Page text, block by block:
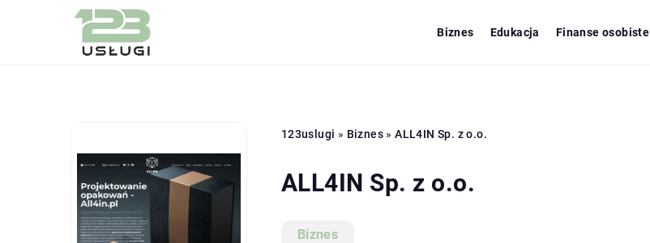
Biznes Edukacja Finanse osobiste
123uslugi » Biznes»ALL4IN Sp. z o.o.
ALL4IN Sp. z o.o.
Biznes